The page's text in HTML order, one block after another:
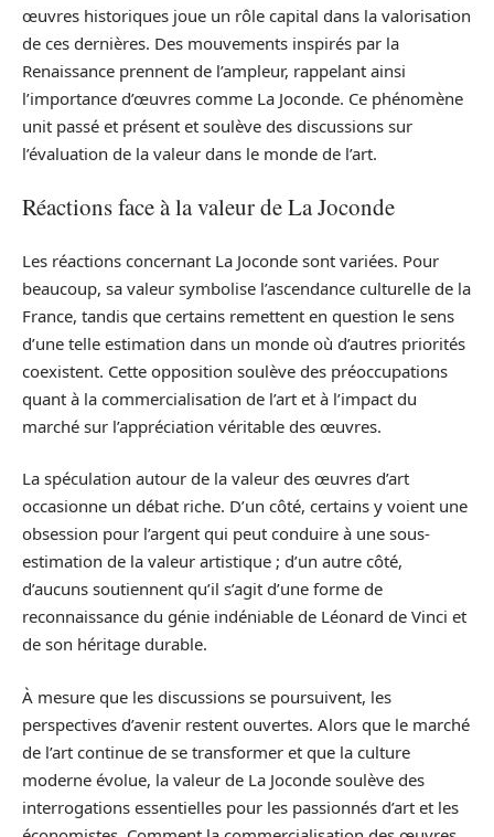
œuvres historiques joue un rôle capital dans la valorisation
de ces dernières. Des mouvements inspirés par la
Renaissance prennent de l’ampleur, rappelant ainsi
l’importance d’œuvres comme La Joconde. Ce phénomène
unit passé et présent et soulève des discussions sur
l’évaluation de la valeur dans le monde de l’art.
Réactions face à la valeur de La Joconde
Les réactions concernant La Joconde sont variées. Pour
beaucoup, sa valeur symbolise l’ascendance culturelle de la
France, tandis que certains remettent en question le sens
d’une telle estimation dans un monde où d’autres priorités
coexistent. Cette opposition soulève des préoccupations
quant à la commercialisation de l’art et à l’impact du
marché sur l’appréciation véritable des œuvres.
La spéculation autour de la valeur des œuvres d’art
occasionne un débat riche. D’un côté, certains y voient une
obsession pour l’argent qui peut conduire à une sous-
estimation de la valeur artistique ; d’un autre côté,
d’aucuns soutiennent qu’il s’agit d’une forme de
reconnaissance du génie indéniable de Léonard de Vinci et
de son héritage durable.
À mesure que les discussions se poursuivent, les
perspectives d’avenir restent ouvertes. Alors que le marché
de l’art continue de se transformer et que la culture
moderne évolue, la valeur de La Joconde soulève des
interrogations essentielles pour les passionnés d’art et les